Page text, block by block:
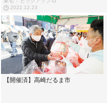
2022.12.23
【開催済】高崎だるま市